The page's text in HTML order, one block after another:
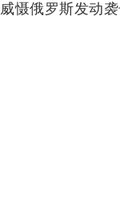
威慑俄罗斯发动袭